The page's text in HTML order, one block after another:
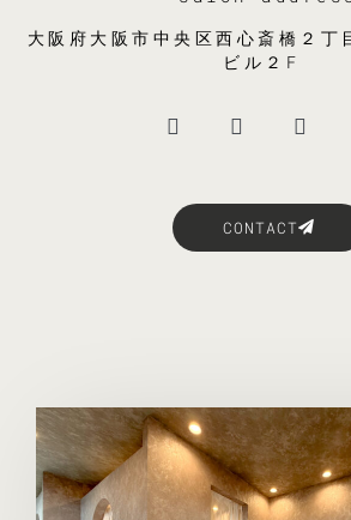
大阪府大阪市中央区西心斎橋２
ビル２F
CONTACT